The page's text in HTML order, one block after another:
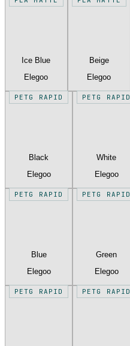
Ice Blue
Elegoo
Beige
Elegoo
PETG RAPID
Black
Elegoo
PETG RAPID
White
Elegoo
PETG RAPID
Blue
Elegoo
PETG RAPID
Green
Elegoo
PETG RAPID PETG RAPID